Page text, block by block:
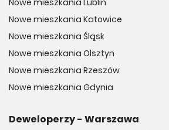
Nowe mieszkania Katowice
Nowe mieszkania Śląsk
Nowe mieszkania Olsztyn
Nowe mieszkania Rzeszów
Nowe mieszkania Gdynia
Deweloperzy - Warszawa